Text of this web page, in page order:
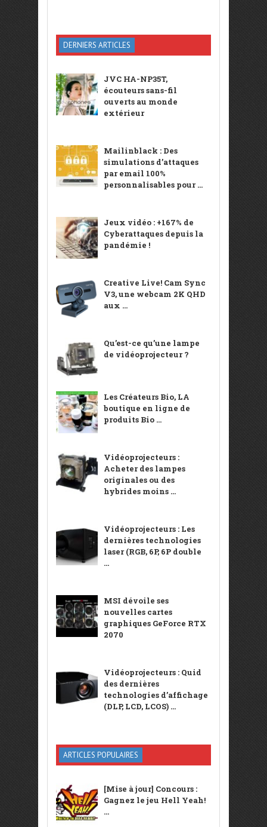
DERNIERS ARTICLES
JVC HA-NP35T,
écouteurs sans-fil
ouverts au monde
extérieur
Mailinblack : Des
simulations d’attaques
par email 100%
personnalisables pour ...
Jeux vidéo : +167% de
Cyberattaques depuis la
pandémie !
Creative Live! Cam Sync
V3, une webcam 2K QHD
aux ...
Qu’est-ce qu’une lampe
de vidéoprojecteur ?
Les Créateurs Bio, LA
boutique en ligne de
produits Bio ...
Vidéoprojecteurs :
Acheter des lampes
originales ou des
hybrides moins ...
Vidéoprojecteurs : Les
dernières technologies
laser (RGB, 6P, 6P double
...
MSI dévoile ses
nouvelles cartes
graphiques GeForce RTX
2070
Vidéoprojecteurs : Quid
des dernières
technologies d’affichage
(DLP, LCD, LCOS) ...
ARTICLES POPULAIRES
[Mise à jour] Concours :
Gagnez le jeu Hell Yeah!
...